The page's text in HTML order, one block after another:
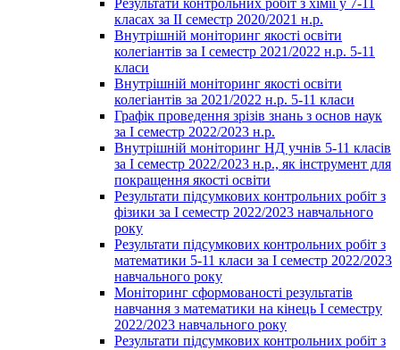
класах за ІІ семестр 2020/2021 н.р.
Внутрішній моніторинг якості освіти
колегіантів за І семестр 2021/2022 н.р. 5-11
класи
Внутрішній моніторинг якості освіти
колегіантів за 2021/2022 н.р. 5-11 класи
Графік проведення зрізів знань з основ наук
за І семестр 2022/2023 н.р.
Внутрішній моніторинг НД учнів 5-11 класів
за І семестр 2022/2023 н.р., як інструмент для
покращення якості освіти
Результати підсумкових контрольних робіт з
фізики за І семестр 2022/2023 навчального
року
Результати підсумкових контрольних робіт з
математики 5-11 класи за І семестр 2022/2023
навчального року
Моніторинг сформованості результатів
навчання з математики на кінець І семестру
2022/2023 навчального року
Результати підсумкових контрольних робіт з